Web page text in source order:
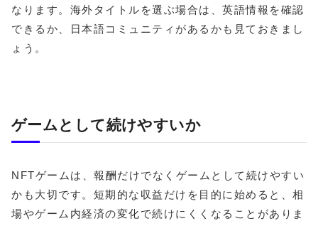
なります。海外タイトルを選ぶ場合は、英語情報を確認
できるか、日本語コミュニティがあるかも見ておきまし
ょう。
ゲームとして続けやすいか
NFTゲームは、報酬だけでなくゲームとして続けやすい
かも大切です。短期的な収益だけを目的に始めると、相
場やゲーム内経済の変化で続けにくくなることがありま